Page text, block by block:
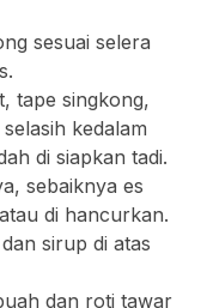
sesuai selera
tape singkong,
kedalam
di siapkan tadi.
sebaiknya es
di hancurkan.
sirup di atas
dan roti tawar